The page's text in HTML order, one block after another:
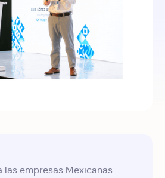
las empresas Mexicanas